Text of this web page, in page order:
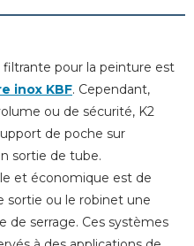
pour la peinture est
inox KBF. Cependant,
ou de sécurité, K2
de poche sur
sortie de tube.
et économique est de
sortie ou le robinet une
de serrage. Ces systèmes